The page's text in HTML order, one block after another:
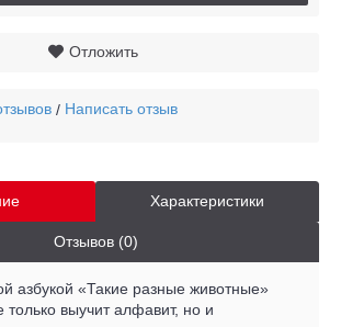
Отложить
/ Написать отзыв
Характеристики
Отзывов (0)
азбукой «Такие разные животные»
выучит алфавит, но и